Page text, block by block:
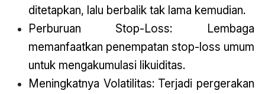
ditetapkan, lalu berbalik tak lama kemudian.
Perburuan Stop-Loss: Lembaga
memanfaatkan penempatan stop-loss umum
untuk mengakumulasi likuiditas.
Meningkatnya Volatilitas: Terjadi pergerakan